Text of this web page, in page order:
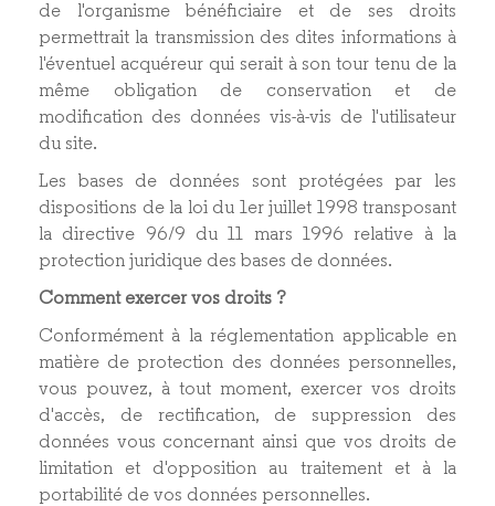
de l'organisme bénéficiaire et de ses droits
permettrait la transmission des dites informations à
l'éventuel acquéreur qui serait à son tour tenu de la
même obligation de conservation et de
modification des données vis-à-vis de l'utilisateur
du site.
Les bases de données sont protégées par les
dispositions de la loi du 1er juillet 1998 transposant
la directive 96/9 du 11 mars 1996 relative à la
protection juridique des bases de données.
Comment exercer vos droits ?
Conformément à la réglementation applicable en
matière de protection des données personnelles,
vous pouvez, à tout moment, exercer vos droits
d'accès, de rectification, de suppression des
données vous concernant ainsi que vos droits de
limitation et d'opposition au traitement et à la
portabilité de vos données personnelles.